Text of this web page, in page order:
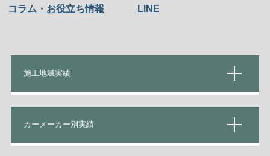
コラム・お役立ち情報
LINE
施工地域実績
カーメーカー別実績